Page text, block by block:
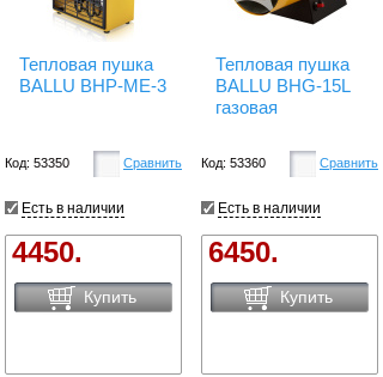
Тепловая пушка
BALLU BHP-ME-3
Код: 53350 Сравнить
Есть в наличии
4450.
Купить
Тепловая пушка
BALLU BHG-15L
газовая
Код: 53360 Сравнить
Есть в наличии
6450.
Купить